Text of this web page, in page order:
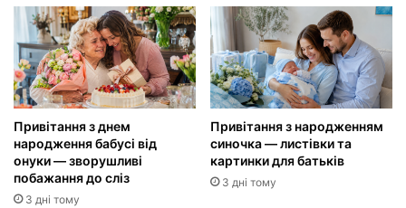
Привітання з днем
народження бабусі від
онуки — зворушливі
побажання до сліз
3 дні тому
Привітання з народженням
синочка — листівки та
картинки для батьків
3 дні тому